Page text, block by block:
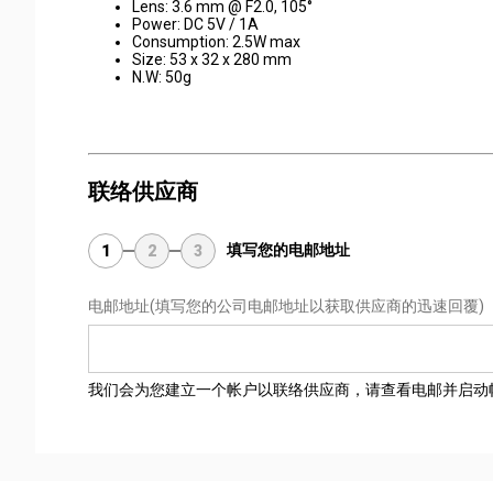
Lens: 3.6 mm @ F2.0, 105°
Power: DC 5V / 1A
Consumption: 2.5W max
Size: 53 x 32 x 280 mm
N.W: 50g
联络供应商
1 2 3 填写您的电邮地址
电邮地址(填写您的公司电邮地址以获取供应商的迅速回覆)
我们会为您建立一个帐户以联络供应商，请查看电邮并启动